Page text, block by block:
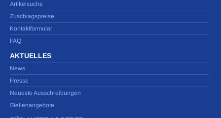
Artikelsuche
Zuschlagspreise
Kontaktformular
FAQ
AKTUELLES
News
Presse
Neueste Ausschreibungen
Stellenangebote